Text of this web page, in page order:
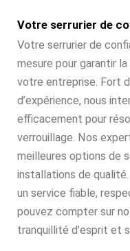
Votre serrurier de
Votre serrurier de
mesure pour garantir
votre entreprise. Fort
d’expérience, nous
efficacement pour
verrouillage. Nos
meilleures options de
installations de
un service fiable,
pouvez compter sur
tranquillité d’esprit et